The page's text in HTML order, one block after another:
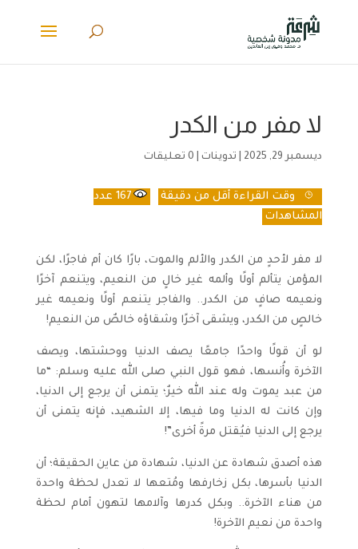
لا مفر من الكدر
ديسمبر 29, 2025 تدوينات| 0 تعليقات
وقت القراءةأقل من دقيقة 167عدد
المشاهدات
لا مفر لأحدٍ من الكدر والألم والموت، بارًا كان أم فاجرًا، لكن
المؤمن يتألم أولًا وألمه غير خالٍ من النعيم، ويتنعم آخرًا
ونعيمه صافٍ من الكدر.. والفاجر يتنعم أولًا ونعيمه غير
خالصٍ من الكدر، ويشقى آخرًا وشقاؤه خالصٌ من النعيم!
لو أن قولًا واحدًا جامعًا يصف الدنيا ووحشتها، ويصف
الآخرة وأُنسها، فهو قول النبي صلى الله عليه وسلم: “ما
من عبد يموت وله عند الله خيرٌ؛ يتمنى أن يرجع إلى الدنيا،
وإن كانت له الدنيا وما فيها، إلا الشهيد، فإنه يتمنى أن
يرجع إلى الدنيا فيُقتل مرةً أخرى”!
هذه أصدق شهادة عن الدنيا، شهادة من عاين الحقيقة؛ أن
الدنيا بأسرها، بكل زخارفها ومُتعها لا تعدل لحظة واحدة
من هناء الآخرة.. وبكل كدرها وآلامها لتهون أمام لحظة
واحدة من نعيم الآخرة!